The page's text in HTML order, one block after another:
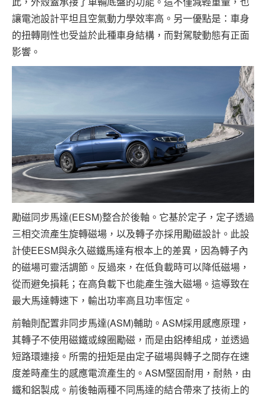
讓電池設計平坦且空氣動力學效率高。另一優點是：車身
的扭轉剛性也受益於此種車身結構，而對駕駛動態有正面
影響。
勵磁同步馬達(EESM)整合於後軸。它基於定子，定子透過
三相交流產生旋轉磁場，以及轉子亦採用勵磁設計。此設
計使EESM與永久磁鐵馬達有根本上的差異，因為轉子內
的磁場可靈活調節。反過來，在低負載時可以降低磁場，
從而避免損耗；在高負載下也能產生強大磁場。這導致在
最大馬達轉速下，輸出功率高且功率恆定。
前軸則配置非同步馬達(ASM)輔助。ASM採用感應原理，
其轉子不使用磁鐵或線圈勵磁，而是由鋁棒組成，並透過
短路環連接。所需的扭矩是由定子磁場與轉子之間存在速
度差時產生的感應電流產生的。ASM堅固耐用，耐熱，由
鐵和鋁製成。前後軸兩種不同馬達的結合帶來了技術上的